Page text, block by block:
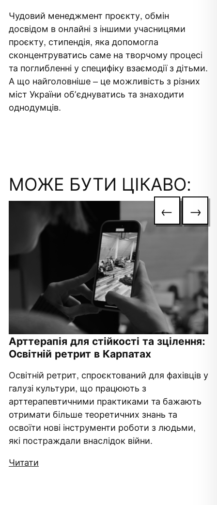
Чудовий менеджмент проєкту, обмін
досвідом в онлайні з іншими учасницями
проєкту, стипендія, яка допомогла
сконцентруватись саме на творчому процесі
та поглибленні у специфіку взаємодії з дітьми.
А що найголовніше – це можливість з різних
міст України обʼєднуватись та знаходити
однодумців.
МОЖЕ БУТИ ЦІКАВО:
Арттерапія для стійкості та зцілення:
Освітній ретрит в Карпатах
Освітній ретрит, спроєктований для фахівців у
галузі культури, що працюють з
арттерапевтичними практиками та бажають
отримати більше теоретичних знань та
освоїти нові інструменти роботи з людьми,
які постраждали внаслідок війни.
Читати
← →